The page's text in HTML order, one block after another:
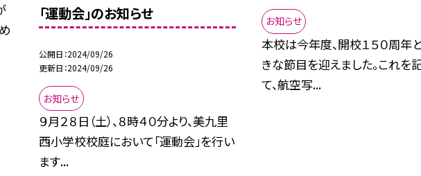
「運動会」のお知らせ
公開日 2024/09/26
更新日 2024/09/26
お知らせ
９月２８日（土）、８時４０分より、美九里
西小学校校庭において「運動会」を行い
ます...
お知らせ
本校は今年度、開校１５０周年
きな節目を迎えました。これを
て、航空写...